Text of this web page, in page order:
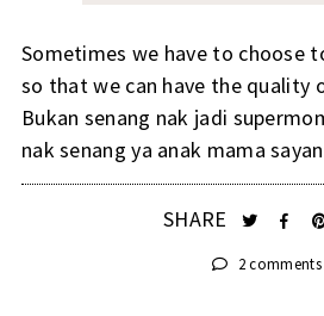
Sometimes we have to choose
so that we can have the quality
Bukan senang nak jadi
nak senang ya anak mama
SHARE
2 comments